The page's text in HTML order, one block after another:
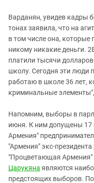
Варданян, увидев кадры
тонах заявила, что на
в том числе она, которые
никому никакие деньги.
платили тысячи
школу. Сегодня эти люди
работаю в школе 36 лет,
криминальные
Напомним, выборы в
июня. К ним допущены 17
Армения"
"Армения" экс-президента
"Процветающая Армения"
Царукяна являются
предстоящих выборов.